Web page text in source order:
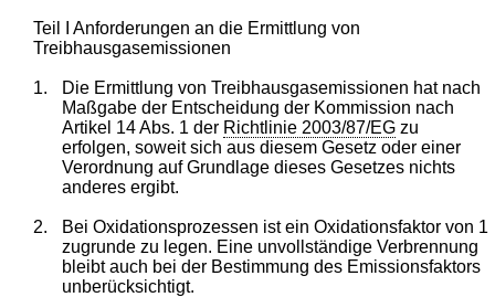
Teil I Anforderungen an die Ermittlung von
Treibhausgasemissionen
1.
Die Ermittlung von Treibhausgasemissionen hat nach
Maßgabe der Entscheidung der Kommission nach
Artikel 14 Abs. 1 der Richtlinie 2003/87/EGzu
erfolgen, soweit sich aus diesem Gesetz oder einer
Verordnung auf Grundlage dieses Gesetzes nichts
anderes ergibt.
2.
Bei Oxidationsprozessen ist ein Oxidationsfaktor von 1
zugrunde zu legen. Eine unvollständige Verbrennung
bleibt auch bei der Bestimmung des Emissionsfaktors
unberücksichtigt.